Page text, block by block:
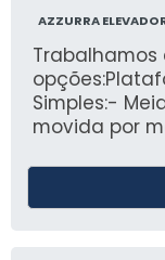
AZZURRA
Simples:-
movida por
de aço